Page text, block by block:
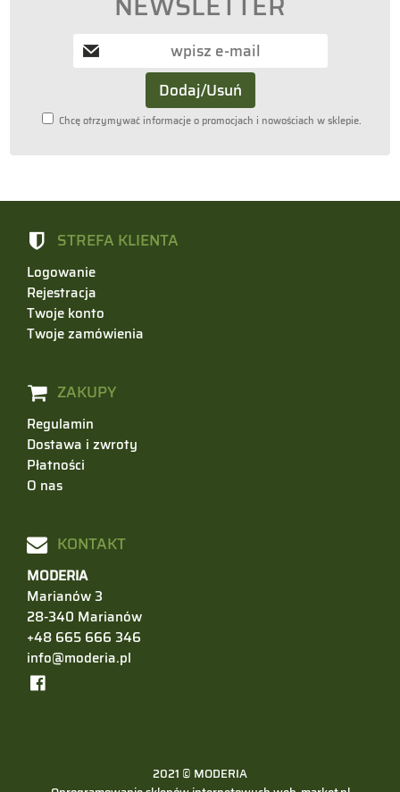
Chcę otrzymywać informacje o promocjach i nowościach w sklepie.
STREFA KLIENTA
Logowanie
Rejestracja
Twoje konto
Twoje zamówienia
ZAKUPY
Regulamin
Dostawa i zwroty
Płatności
O nas
KONTAKT
MODERIA
Marianów 3
28-340 Marianów
+48 665 666 346
info@moderia.pl
2021 © MODERIA